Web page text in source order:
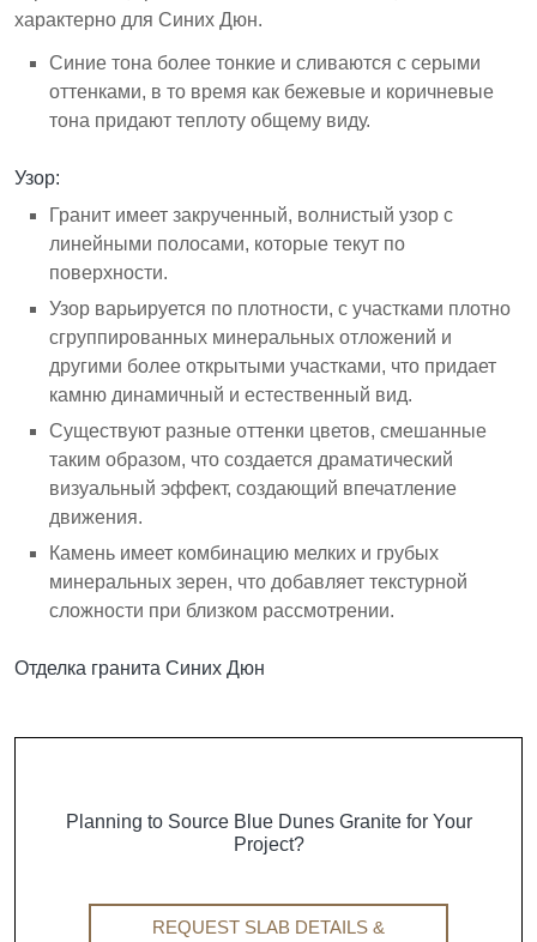
характерно для Синих Дюн.
Синие тона более тонкие и сливаются с серыми
оттенками, в то время как бежевые и коричневые
тона придают теплоту общему виду.
Узор:
Гранит имеет закрученный, волнистый узор с
линейными полосами, которые текут по
поверхности.
Узор варьируется по плотности, с участками плотно
сгруппированных минеральных отложений и
другими более открытыми участками, что придает
камню динамичный и естественный вид.
Существуют разные оттенки цветов, смешанные
таким образом, что создается драматический
визуальный эффект, создающий впечатление
движения.
Камень имеет комбинацию мелких и грубых
минеральных зерен, что добавляет текстурной
сложности при близком рассмотрении.
Отделка гранита Синих Дюн
Planning to Source Blue Dunes Granite for Your
Project?
REQUEST SLAB DETAILS &